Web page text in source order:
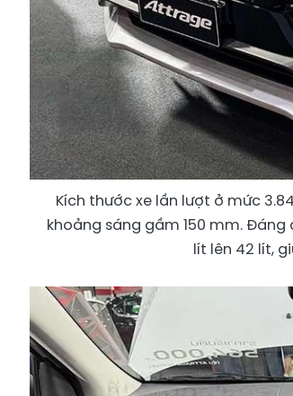
Kích thước xe lần lượt ở mức
khoảng sáng gầm 150 mm.
lít lên 42 lít,